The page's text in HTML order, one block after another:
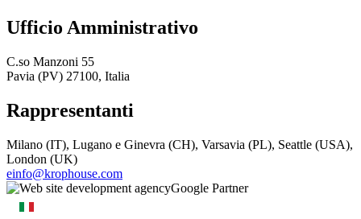
Ufficio Amministrativo
C.so Manzoni 55
Pavia (PV) 27100, Italia
Rappresentanti
Milano (IT), Lugano e Ginevra (CH), Varsavia (PL), Seattle (USA),
London (UK)
einfo@krophouse.com